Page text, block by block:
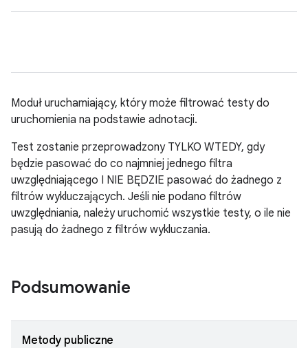
Moduł uruchamiający, który może filtrować testy do
uruchomienia na podstawie adnotacji.
Test zostanie przeprowadzony TYLKO WTEDY, gdy
będzie pasować do co najmniej jednego filtra
uwzględniającego I NIE BĘDZIE pasować do żadnego z
filtrów wykluczających. Jeśli nie podano filtrów
uwzględniania, należy uruchomić wszystkie testy, o ile nie
pasują do żadnego z filtrów wykluczania.
Podsumowanie
Metody publiczne